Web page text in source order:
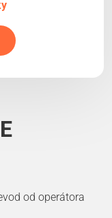
od operátora